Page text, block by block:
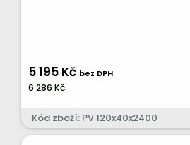
5 195 Kč bez DPH
6 286 Kč
Kód zboží: PV 120x40x2400